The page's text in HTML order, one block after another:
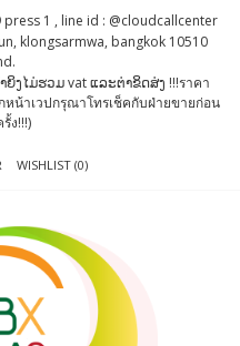
1 , line id : @cloudcallcenter
klongsarmwa, bangkok 10510
ຍິງໄມ່ຮວມ vat ແລະຕ່າຂິດສ່ງ !!!ราคา
น้าเวปกรุณาโทรเช็คกับฝ่ายขายก่อน
ง!!!)
WISHLIST (0)